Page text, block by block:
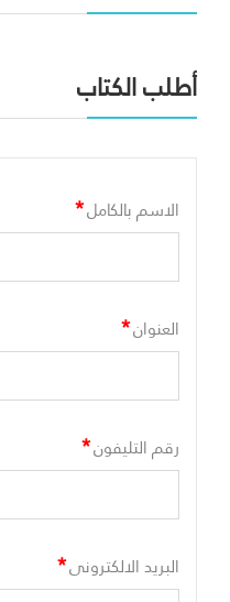
أطلب الكتاب
الاسم بالكامل*
العنوان*
رقم التليفون*
البريد الالكترونى*